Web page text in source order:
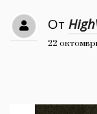
Дизайн
Книги
От
22